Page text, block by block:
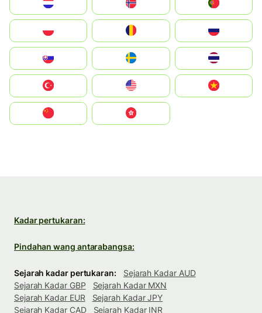
United States
中國香港特別行政區
Kadar pertukaran:
Pindahan wang antarabangsa:
Sejarah kadar pertukaran:
Sejarah Kadar AUD
Sejarah Kadar GBP
Sejarah Kadar MXN
Sejarah Kadar EUR
Sejarah Kadar JPY
Sejarah Kadar CAD
Sejarah Kadar INR